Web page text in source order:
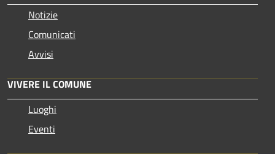
Notizie
Comunicati
Avvisi
VIVERE IL COMUNE
Luoghi
Eventi